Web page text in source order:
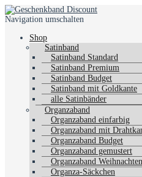
Navigation umschalten
Shop
Satinband
Satinband Standard
Satinband Premium
Satinband Budget
Satinband mit Goldkante
alle Satinbänder
Organzaband
Organzaband einfarbig
Organzaband mit
Organzaband Budget
Organzaband gemustert
Organzaband Weihnachten
Organza-Säckchen